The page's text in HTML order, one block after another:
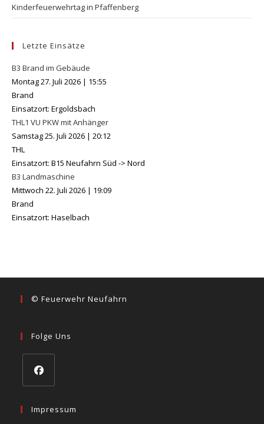
Kinderfeuerwehrtag in Pfaffenberg
Letzte Einsätze
B3 Brand im Gebäude
Montag 27. Juli 2026 | 15:55
Brand
Einsatzort: Ergoldsbach
THL1 VU PKW mit Anhänger
Samstag 25. Juli 2026 | 20:12
THL
Einsatzort: B15 Neufahrn Süd -> Nord
B3 Landmaschine
Mittwoch 22. Juli 2026 | 19:09
Brand
Einsatzort: Haselbach
© Feuerwehr Neufahrn
Folge Uns
in
Impressum